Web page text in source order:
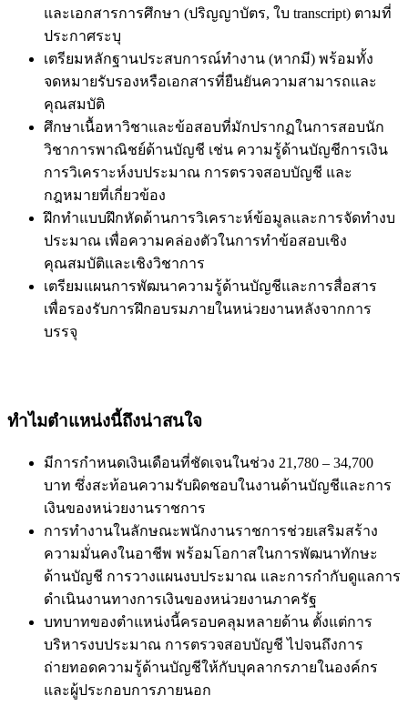
และเอกสารการศึกษา (ปริญญาบัตร, ใบ transcript) ตามที่
ประกาศระบุ
เตรียมหลักฐานประสบการณ์ทำงาน (หากมี) พร้อมทั้ง
จดหมายรับรองหรือเอกสารที่ยืนยันความสามารถและ
คุณสมบัติ
ศึกษาเนื้อหาวิชาและข้อสอบที่มักปรากฏในการสอบนัก
วิชาการพาณิชย์ด้านบัญชี เช่น ความรู้ด้านบัญชีการเงิน
การวิเคราะห์งบประมาณ การตรวจสอบบัญชี และ
กฎหมายที่เกี่ยวข้อง
ฝึกทำแบบฝึกหัดด้านการวิเคราะห์ข้อมูลและการจัดทำงบ
ประมาณ เพื่อความคล่องตัวในการทำข้อสอบเชิง
คุณสมบัติและเชิงวิชาการ
เตรียมแผนการพัฒนาความรู้ด้านบัญชีและการสื่อสาร
เพื่อรองรับการฝึกอบรมภายในหน่วยงานหลังจากการ
บรรจุ
ทำไมตำแหน่งนี้ถึงน่าสนใจ
มีการกำหนดเงินเดือนที่ชัดเจนในช่วง 21,780 – 34,700
บาท ซึ่งสะท้อนความรับผิดชอบในงานด้านบัญชีและการ
เงินของหน่วยงานราชการ
การทำงานในลักษณะพนักงานราชการช่วยเสริมสร้าง
ความมั่นคงในอาชีพ พร้อมโอกาสในการพัฒนาทักษะ
ด้านบัญชี การวางแผนงบประมาณ และการกำกับดูแลการ
ดำเนินงานทางการเงินของหน่วยงานภาครัฐ
บทบาทของตำแหน่งนี้ครอบคลุมหลายด้าน ตั้งแต่การ
บริหารงบประมาณ การตรวจสอบบัญชี ไปจนถึงการ
ถ่ายทอดความรู้ด้านบัญชีให้กับบุคลากรภายในองค์กร
และผู้ประกอบการภายนอก